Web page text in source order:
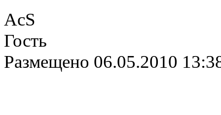
AcS
Гость
Размещено 06.05.2010